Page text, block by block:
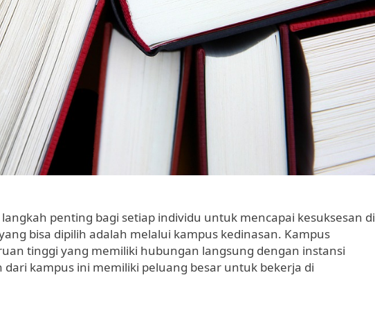
penting bagi setiap individu untuk mencapai kesuksesan di
bisa dipilih adalah melalui kampus kedinasan. Kampus
tinggi yang memiliki hubungan langsung dengan instansi
kampus ini memiliki peluang besar untuk bekerja di